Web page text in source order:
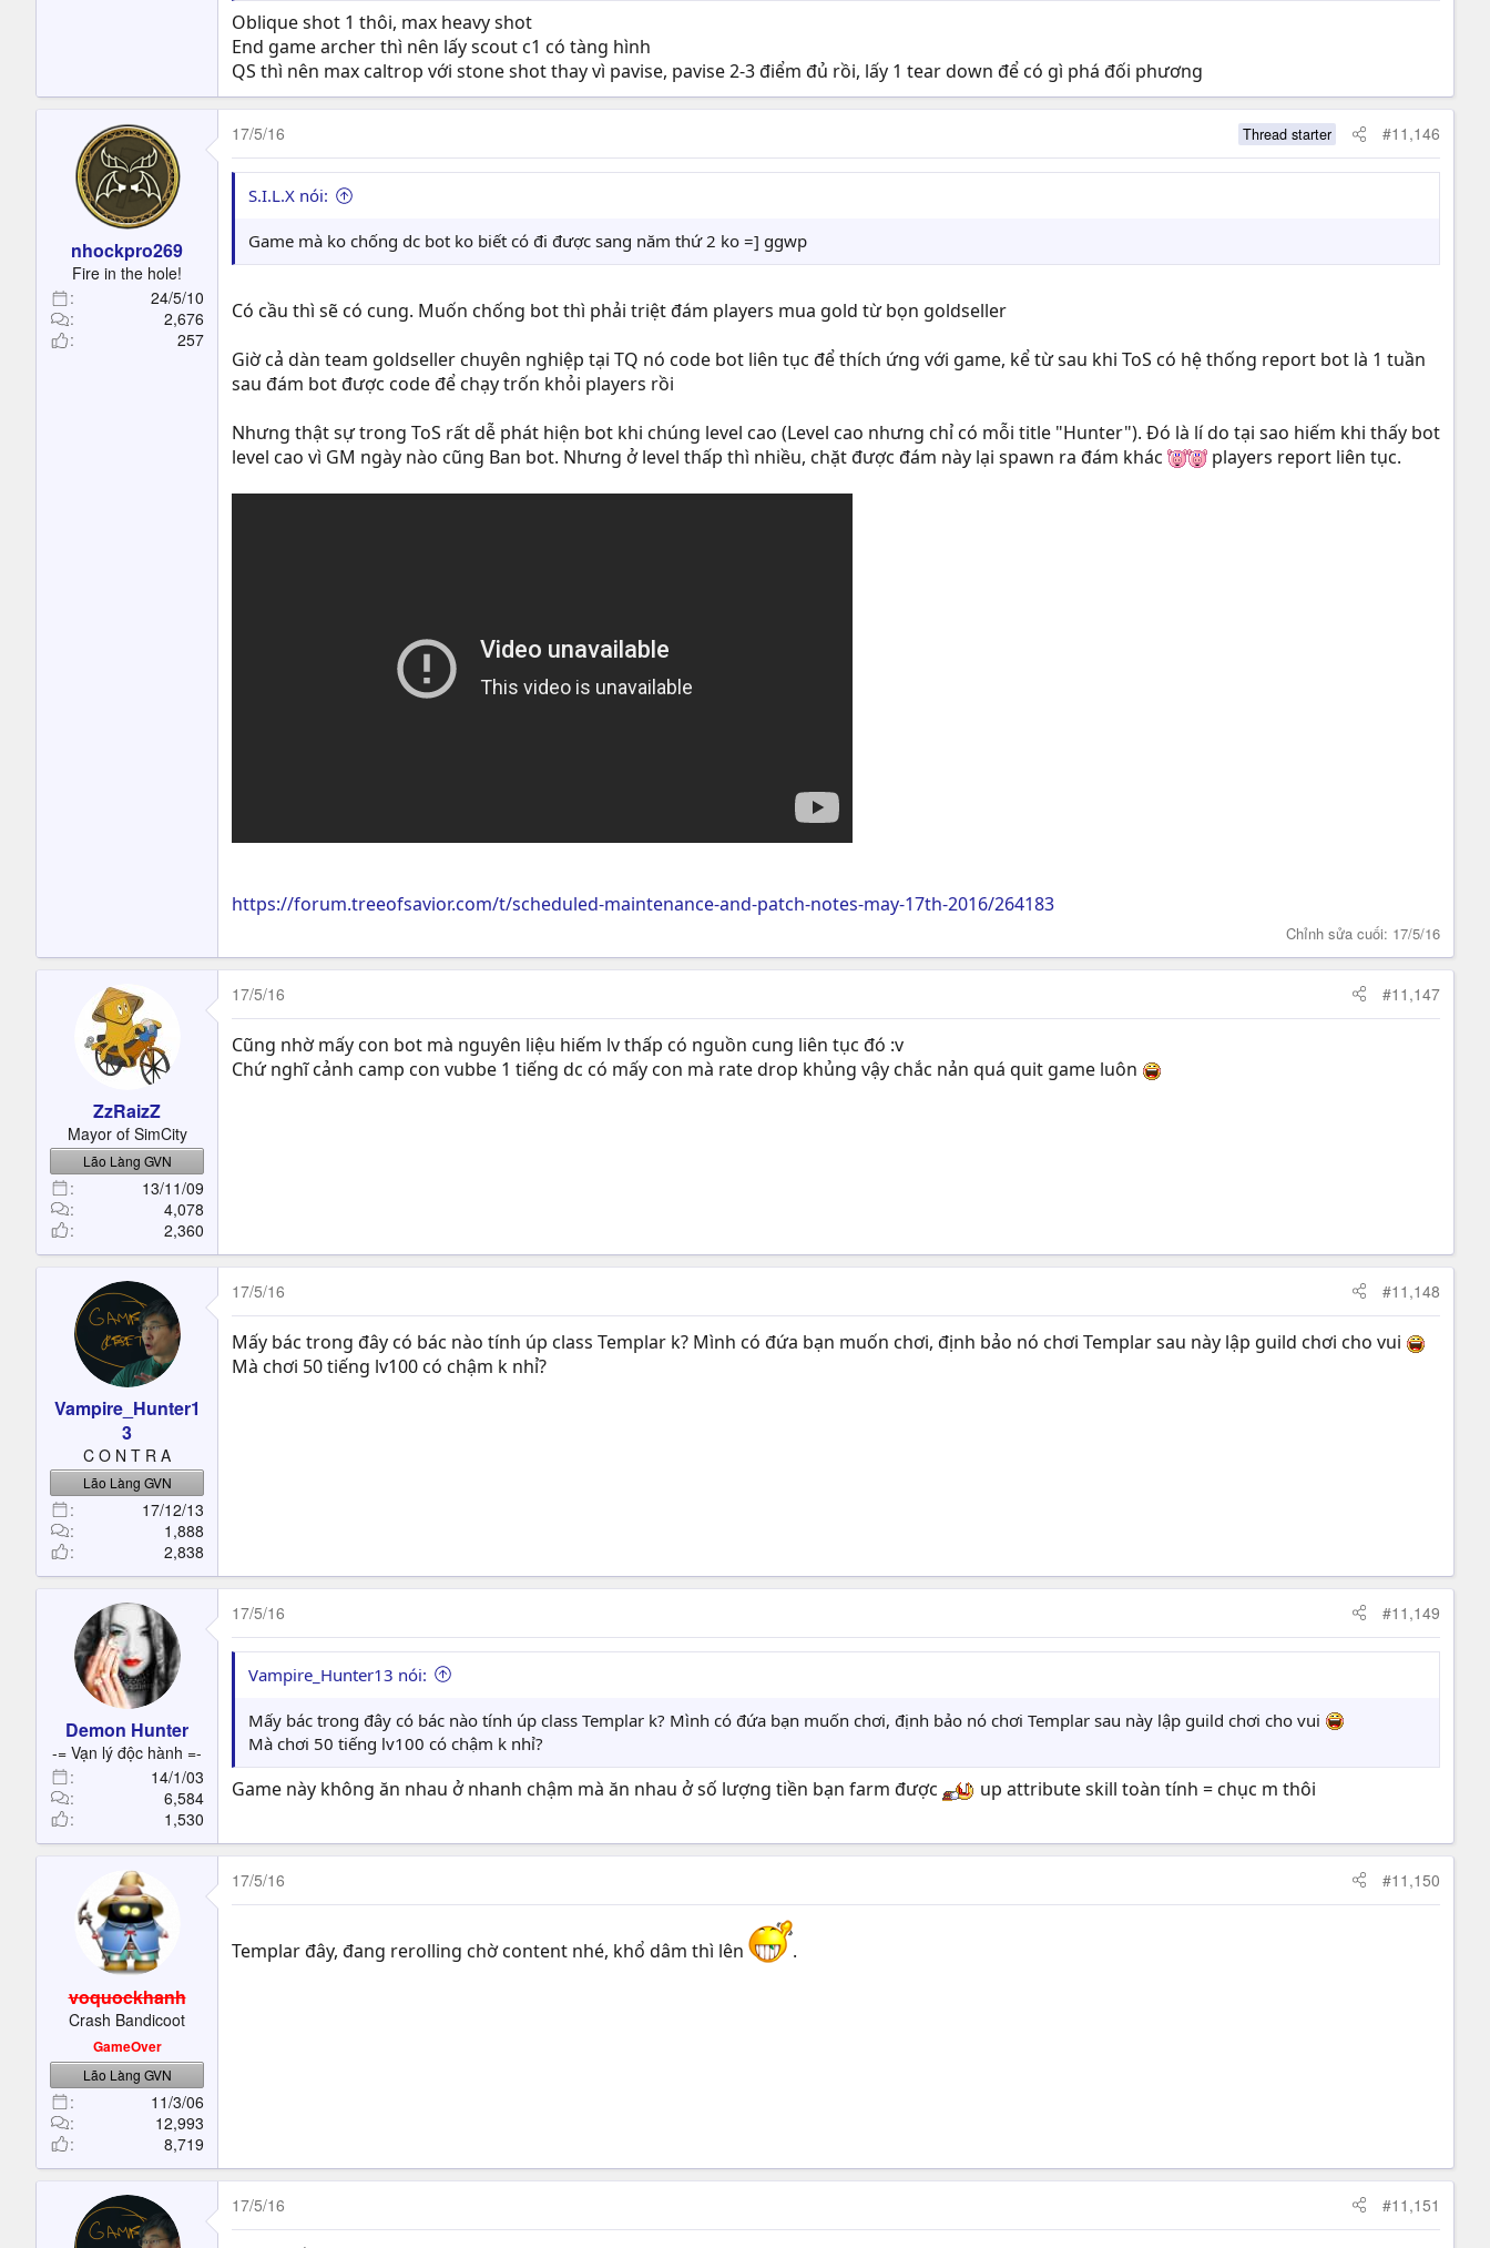
Oblique shot 1 thôi, max heavy shot
End game archer thì nên lấy scout c1 có tàng hình
QS thì nên max caltrop với stone shot thay vì pavise, pavise 2-3 điểm đủ rồi, lấy 1 tear down để có gì phá đối phương
nhockpro269
Fire in the hole!
24/5/10
2,676
257
17/5/16 Thread starter #11,146
S.I.L.X nói:
Game mà ko chống dc bot ko biết có đi được sang năm thứ 2 ko =] ggwp
Có cầu thì sẽ có cung. Muốn chống bot thì phải triệt đám players mua gold từ bọn goldseller
Giờ cả dàn team goldseller chuyên nghiệp tại TQ nó code bot liên tục để thích ứng với game, kể từ sau khi ToS có hệ thống report bot là 1 tuần
sau đám bot được code để chạy trốn khỏi players rồi
Nhưng thật sự trong ToS rất dễ phát hiện bot khi chúng level cao (Level cao nhưng chỉ có mỗi title "Hunter"). Đó là lí do tại sao hiếm khi thấy bot
level cao vì GM ngày nào cũng Ban bot. Nhưng ở level thấp thì nhiều, chặt được đám này lại spawn ra đám khác
players report liên tục.
https://forum.treeofsavior.com/t/scheduled-maintenance-and-patch-notes-may-17th-2016/264183
Chỉnh sửa cuối: 17/5/16
ZzRaizZ
Mayor of SimCity
Lão Làng GVN
13/11/09
4,078
2,360
17/5/16 #11,147
Cũng nhờ mấy con bot mà nguyên liệu hiếm lv thấp có nguồn cung liên tục đó :v
Chứ nghĩ cảnh camp con vubbe 1 tiếng dc có mấy con mà rate drop khủng vậy chắc nản quá quit game luôn
Vampire_Hunter1
3
C O N T R A
Lão Làng GVN
17/12/13
1,888
2,838
17/5/16 #11,148
Mấy bác trong đây có bác nào tính úp class Templar k? Mình có đứa bạn muốn chơi, định bảo nó chơi Templar sau này lập guild chơi cho vui
Mà chơi 50 tiếng lv100 có chậm k nhỉ?
Demon Hunter
-= Vạn lý độc hành =-
14/1/03
6,584
1,530
17/5/16 #11,149
Vampire_Hunter13 nói:
Mấy bác trong đây có bác nào tính úp class Templar k? Mình có đứa bạn muốn chơi, định bảo nó chơi Templar sau này lập guild chơi cho vui
Mà chơi 50 tiếng lv100 có chậm k nhỉ?
Game này không ăn nhau ở nhanh chậm mà ăn nhau ở số lượng tiền bạn farm được up attribute skill toàn tính = chục m thôi
voquockhanh
Crash Bandicoot
GameOver
Lão Làng GVN
11/3/06
12,993
8,719
17/5/16 #11,150
Templar đây, đang rerolling chờ content nhé, khổ dâm thì lên .
17/5/16 #11,151